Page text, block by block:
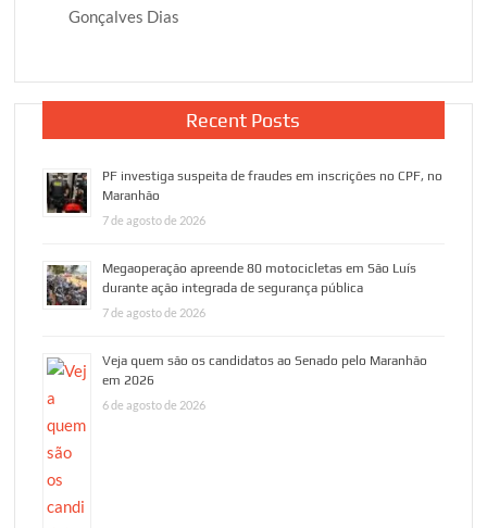
Gonçalves Dias
Recent Posts
PF investiga suspeita de fraudes em inscrições no CPF, no
Maranhão
7 de agosto de 2026
Megaoperação apreende 80 motocicletas em São Luís
durante ação integrada de segurança pública
7 de agosto de 2026
Veja quem são os candidatos ao Senado pelo Maranhão
em 2026
6 de agosto de 2026